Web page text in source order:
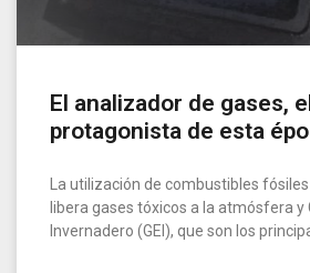
El analizador de gases,
protagonista de esta
La utilización de combustibles
libera gases tóxicos a la atmósfera y
Invernadero (GEI), que son los